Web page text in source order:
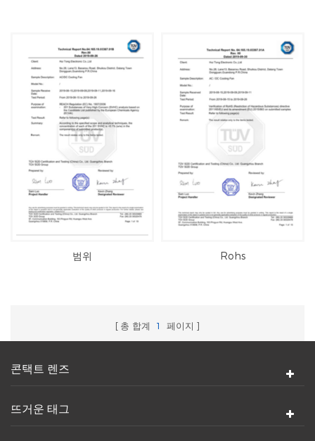
범위 Rohs
총 합계 1 페이지
콘택트 렌즈
뜨거운 태그